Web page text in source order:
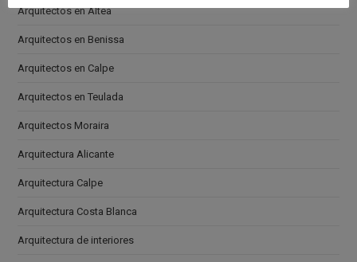
Arquitectos en Altea
Arquitectos en Benissa
Arquitectos en Calpe
Arquitectos en Teulada
Arquitectos Moraira
Arquitectura Alicante
Arquitectura Calpe
Arquitectura Costa Blanca
Arquitectura de interiores